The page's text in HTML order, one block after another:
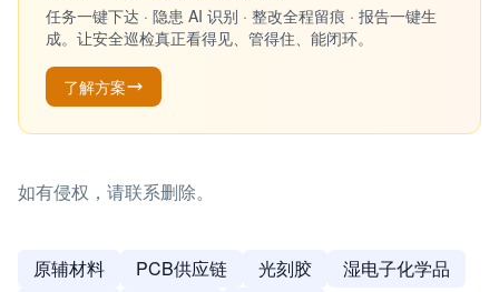
任务一键下达 · 隐患 AI 识别 · 整改全程留痕 · 报告一键生
成。让安全巡检真正看得见、管得住、能闭环。
了解方案
如有侵权，请联系删除。
原辅材料 PCB供应链 光刻胶
湿电子化学品